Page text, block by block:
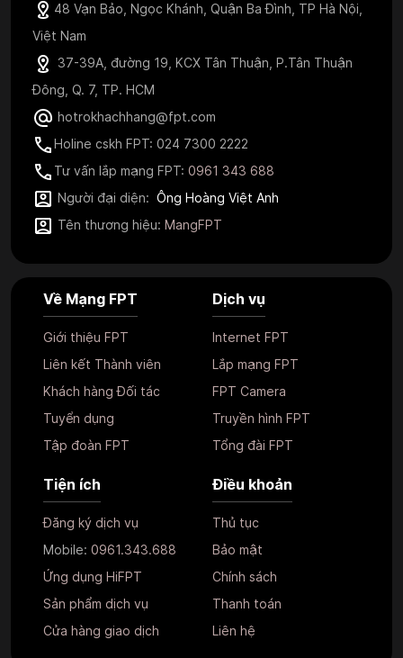
48 Vạn Bảo, Ngọc Khánh, Quận Ba Đình, TP Hà Nội,
Việt Nam
37-39A, đường 19, KCX Tân Thuận, P.Tân Thuận
Đông, Q. 7, TP. HCM
hotrokhachhang@fpt.com
Holine cskh FPT: 024 7300 2222
Tư vấn lắp mạng FPT: 0961 343 688
Người đại diện: Ông Hoàng Việt Anh
Tên thương hiệu: MangFPT
Về Mạng FPT
Giới thiệu FPT
Liên kết Thành viên
Khách hàng Đối tác
Tuyển dụng
Tập đoàn FPT
Dịch vụ
Internet FPT
Lắp mạng FPT
FPT Camera
Truyền hình FPT
Tổng đài FPT
Tiện ích
Đăng ký dịch vụ
Mobile: 0961.343.688
Ứng dụng HiFPT
Sản phẩm dịch vụ
Cửa hàng giao dịch
Điều khoản
Thủ tục
Bảo mật
Chính sách
Thanh toán
Liên hệ